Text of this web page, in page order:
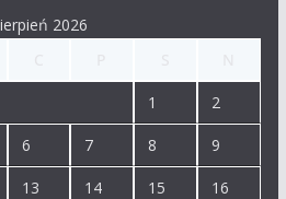
2026
1 2
6 7 8 9
13 14 15 16